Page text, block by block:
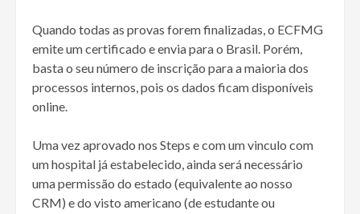
Quando todas as provas forem finalizadas, o ECFMG
emite um certificado e envia para o Brasil. Porém,
basta o seu número de inscrição para a maioria dos
processos internos, pois os dados ficam disponíveis
online.
Uma vez aprovado nos Steps e com um vinculo com
um hospital já estabelecido, ainda será necessário
uma permissão do estado (equivalente ao nosso
CRM) e do visto americano (de estudante ou